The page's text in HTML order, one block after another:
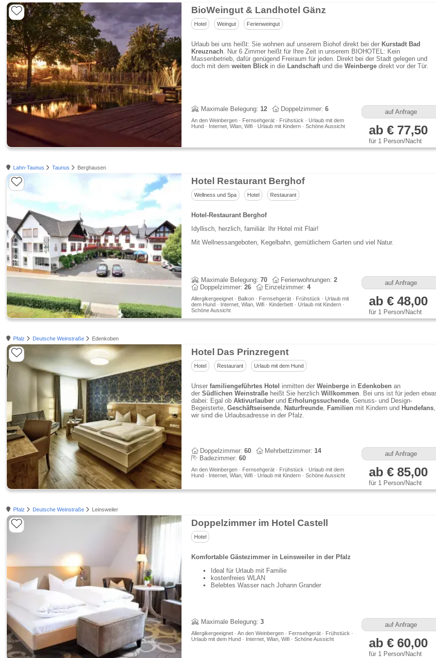
BioWeingut & Landhotel Gänz
Hotel Weingut Ferienweingut
Urlaub bei uns heißt: Sie wohnen auf unserem Biohof direkt bei der Kurstadt Bad
Kreuznach. Nur 6 Zimmer heißt für Ihre Zeit in unserem BIOHOTEL: Kein
Massenbetrieb, dafür genügend Freiraum für jeden. Direkt bei der Stadt gelegen und
doch mit dem weiten Blickin die Landschaftund die Weinbergedirekt vor der Tür.
Maximale Belegung: 12 Doppelzimmer: 6
An den Weinbergen · Fernsehgerät · Frühstück · Urlaub mit dem
Hund · Internet, Wlan, Wifi · Urlaub mit Kindern · Schöne Aussicht
auf Anfrage
ab € 77,50
für 1 Person/Nacht
Lahn-Taunus Taunus Berghausen
Hotel Restaurant Berghof
Wellness und Spa Hotel Restaurant
Hotel-Restaurant Berghof
Idyllisch, herzlich, familiär. Ihr Hotel mit Flair!
Mit Wellnessangeboten, Kegelbahn, gemütlichem Garten und viel Natur.
Maximale Belegung: 70 Ferienwohnungen: 2
Doppelzimmer: 26 Einzelzimmer: 4
Allergikergeeignet · Balkon · Fernsehgerät · Frühstück · Urlaub mit
dem Hund · Internet, Wlan, Wifi · Kinderbett · Urlaub mit Kindern ·
Schöne Aussicht
auf Anfrage
ab € 48,00
für 1 Person/Nacht
Pfalz Deutsche Weinstraße Edenkoben
Hotel Das Prinzregent
Hotel Restaurant Urlaub mit dem Hund
Unserfamiliengeführtes Hotel inmitten der Weinbergein Edenkoben an
der Südlichen Weinstraßeheißt Sie herzlich Willkommen. Bei uns ist für jeden
dabei: Egal ob Aktivurlauberund Erholungssuchende, Genuss- und Design-
Begeisterte, Geschäftseisende, Naturfreunde, Familien mit Kindern und Hundefans,
wir sind die Urlaubsadresse in der Pfalz.
Doppelzimmer: 60 Mehrbettzimmer: 14
Badezimmer: 60
An den Weinbergen · Fernsehgerät · Frühstück · Urlaub mit dem
Hund · Internet, Wlan, Wifi · Urlaub mit Kindern · Schöne Aussicht
auf Anfrage
ab € 85,00
für 1 Person/Nacht
Pfalz Deutsche Weinstraße Leinsweiler
Doppelzimmer im Hotel Castell
Hotel
Komfortable Gästezimmer in Leinsweiler in der Pfalz
Ideal für Urlaub mit Familie
kostenfreies WLAN
Belebtes Wasser nach Johann Grander
Maximale Belegung: 3
Allergikergeeignet · An den Weinbergen · Fernsehgerät · Frühstück ·
Urlaub mit dem Hund · Internet, Wlan, Wifi · Schöne Aussicht
auf Anfrage
ab € 60,00
für 1 Person/Nacht